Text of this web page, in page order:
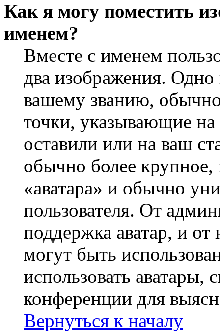
Как я могу поместить
именем?
Вместе с именем
два изображения.
вашему званию, обычно
точки, указывающие
оставили или на ваш
обычно более крупное,
«аватара» и обычно
пользователя. От
поддержка аватар, и от
могут быть
использовать аватары,
конференции для
Вернуться к началу